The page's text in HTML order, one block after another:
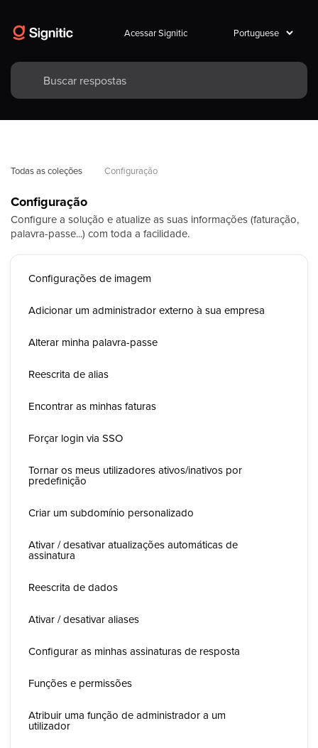
Acessar Signitic
Todas as coleções Configuração
Configuração
Configure a solução e atualize as suas informações (faturação,
palavra-passe...) com toda a facilidade.
Configurações de imagem
Adicionar um administrador externo à sua empresa
Alterar minha palavra-passe
Reescrita de alias
Encontrar as minhas faturas
Forçar login via SSO
Tornar os meus utilizadores ativos/inativos por
predefinição
Criar um subdomínio personalizado
Ativar / desativar atualizações automáticas de
assinatura
Reescrita de dados
Ativar / desativar aliases
Configurar as minhas assinaturas de resposta
Funções e permissões
Atribuir uma função de administrador a um
utilizador